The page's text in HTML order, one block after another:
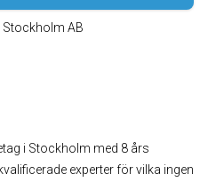
Stockholm AB
i Stockholm med 8 års
experter för vilka ingen